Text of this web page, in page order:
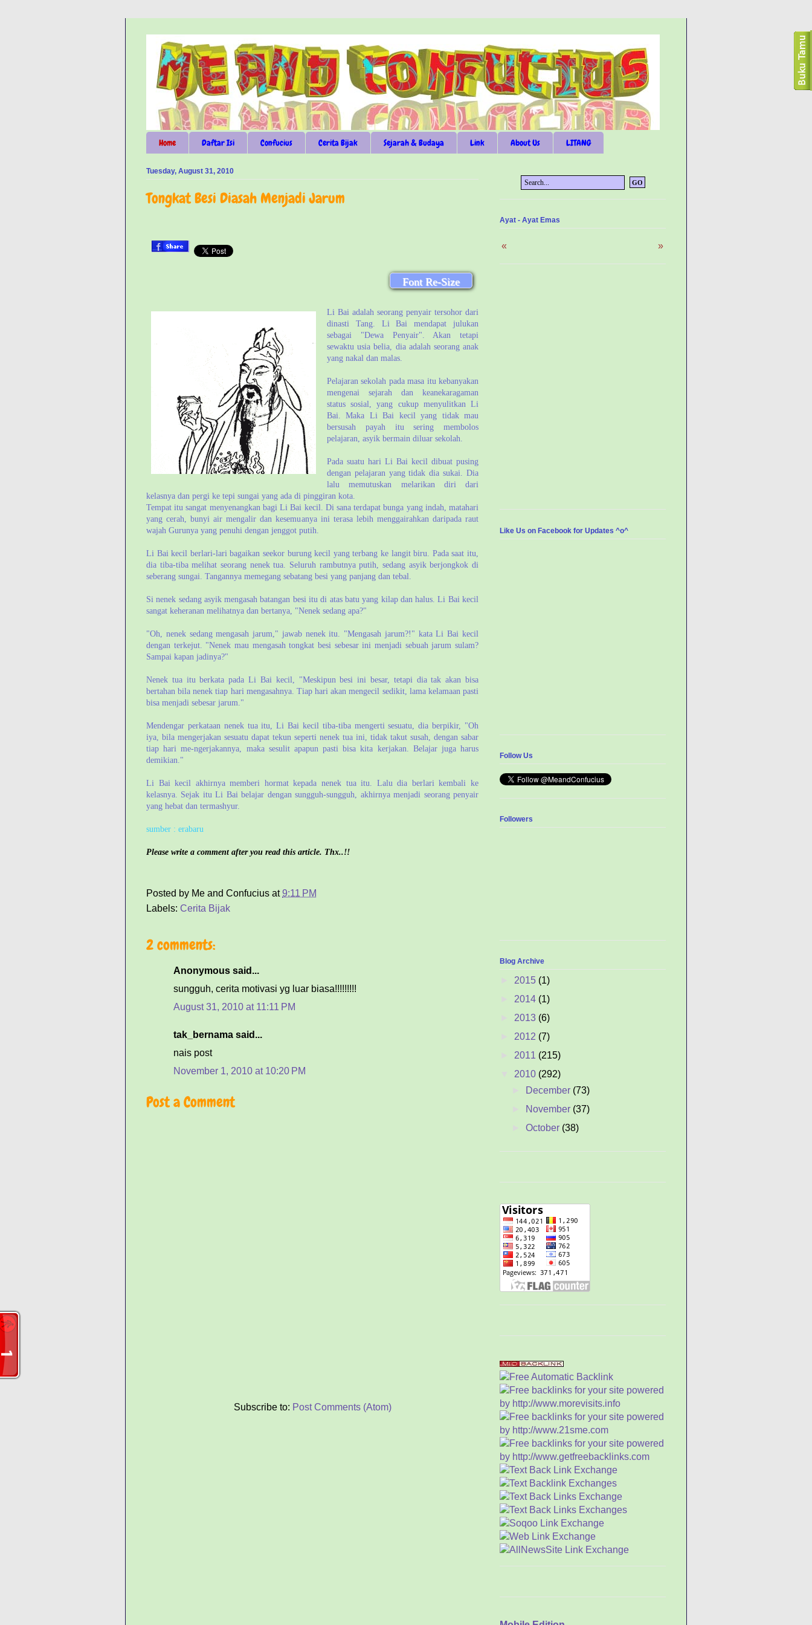
Home Daftar Isi Confucius Cerita Bijak Sejarah & Budaya Link About Us LITANG
Tuesday, August 31, 2010
Tongkat Besi Diasah Menjadi Jarum
Font Re-Size
Li Bai adalah seorang penyair tersohor dari
dinasti Tang. Li Bai mendapat julukan
sebagai "Dewa Penyair". Akan tetapi
sewaktu usia belia, dia adalah seorang anak
yang nakal dan malas.
Pelajaran sekolah pada masa itu kebanyakan
mengenai sejarah dan keanekaragaman
status sosial, yang cukup menyulitkan Li
Bai. Maka Li Bai kecil yang tidak mau
bersusah payah itu sering membolos
pelajaran, asyik bermain diluar sekolah.
Pada suatu hari Li Bai kecil dibuat pusing
dengan pelajaran yang tidak dia sukai. Dia
lalu memutuskan melarikan diri dari
kelasnya dan pergi ke tepi sungai yang ada di pinggiran kota.
Tempat itu sangat menyenangkan bagi Li Bai kecil. Di sana terdapat bunga yang indah, matahari
yang cerah, bunyi air mengalir dan kesemuanya ini terasa lebih menggairahkan daripada raut
wajah Gurunya yang penuhi dengan jenggot putih.
Li Bai kecil berlari-lari bagaikan seekor burung kecil yang terbang ke langit biru. Pada saat itu,
dia tiba-tiba melihat seorang nenek tua. Seluruh rambutnya putih, sedang asyik berjongkok di
seberang sungai. Tangannya memegang sebatang besi yang panjang dan tebal.
Si nenek sedang asyik mengasah batangan besi itu di atas batu yang kilap dan halus. Li Bai kecil
sangat keheranan melihatnya dan bertanya, "Nenek sedang apa?"
"Oh, nenek sedang mengasah jarum," jawab nenek itu. "Mengasah jarum?!" kata Li Bai kecil
dengan terkejut. "Nenek mau mengasah tongkat besi sebesar ini menjadi sebuah jarum sulam?
Sampai kapan jadinya?"
Nenek tua itu berkata pada Li Bai kecil, "Meskipun besi ini besar, tetapi dia tak akan bisa
bertahan bila nenek tiap hari mengasahnya. Tiap hari akan mengecil sedikit, lama kelamaan pasti
bisa menjadi sebesar jarum."
Mendengar perkataan nenek tua itu, Li Bai kecil tiba-tiba mengerti sesuatu, dia berpikir, "Oh
iya, bila mengerjakan sesuatu dapat tekun seperti nenek tua ini, tidak takut susah, dengan sabar
tiap hari me-ngerjakannya, maka sesulit apapun pasti bisa kita kerjakan. Belajar juga harus
demikian."
Li Bai kecil akhirnya memberi hormat kepada nenek tua itu. Lalu dia berlari kembali ke
kelasnya. Sejak itu Li Bai belajar dengan sungguh-sungguh, akhirnya menjadi seorang penyair
yang hebat dan termashyur.
sumber : erabaru
Please write a comment after you read this article. Thx..!!
Posted by Me and Confucius at9:11 PM
Labels: Cerita Bijak
2 comments:
Anonymous said...
sungguh, cerita motivasi yg luar biasa!!!!!!!!!
August 31, 2010 at 11:11 PM
tak_bernama said...
nais post
November 1, 2010 at 10:20 PM
Post a Comment
Subscribe to: Post Comments (Atom)
Ayat - Ayat Emas
« »
Like Us on Facebook for Updates ^o^
Follow Us
Followers
Blog Archive
2015 (1)
2014 (1)
2013 (6)
2012 (7)
2011 (215)
2010 (292)
December (73)
November (37)
►October (38)
Tongkat Besi Diasah
Sam Pek Eng Tay
Guan Dao (Senjata Guan
Yu/Kwan Kong)
Jam Ajaib
Memilih Orang yang Tepat
Tombak dan Perisai yang
Luar Biasa
Kelinci yang Cerdik Harus
Memiliki Tiga Lubang
Kisah Sebuah Jam
Riwayat Nabi Agung
Kongzi (Episode 4 -
Episode 13)
Raja Sun - Raja Berbakti
yang Menggugah
“Langit da...
Tiga Saat Fajar dan Empat
Saat Senja